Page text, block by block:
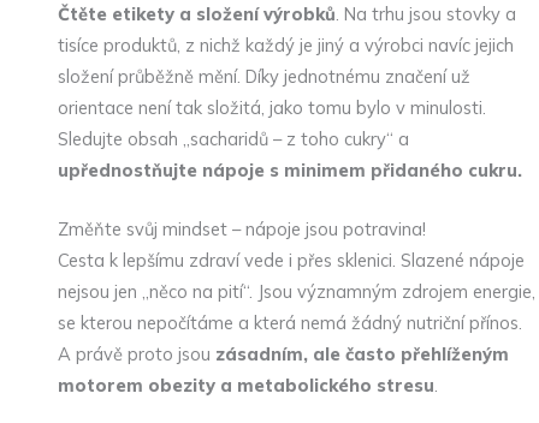
Čtěte etikety a složení výrobků . Na trhu jsou stovky a
tisíce produktů, z nichž každý je jiný a výrobci navíc jejich
složení průběžně mění. Díky jednotnému značení už
orientace není tak složitá, jako tomu bylo v minulosti.
Sledujte obsah „sacharidů – z toho cukry“ a
upřednostňujte nápoje s minimem přidaného cukru.
Změňte svůj mindset – nápoje jsou potravina!
Cesta k lepšímu zdraví vede i přes sklenici. Slazené nápoje
nejsou jen „něco na pití“. Jsou významným zdrojem energie,
se kterou nepočítáme a která nemá žádný nutriční přínos.
A právě proto jsou zásadním, ale často přehlíženým
motorem obezity a metabolického stresu.